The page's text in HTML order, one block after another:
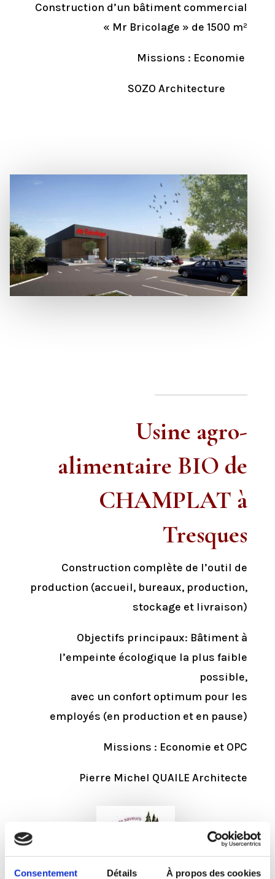
Consentement Détails À propos des cookies
Construction d’un bâtiment commercial
« Mr Bricolage » de 1500 m²
Missions : Economie
SOZO Architecture
Usine agro-
alimentaire BIO de
CHAMPLAT à
Tresques
Construction complète de l’outil de
production (accueil, bureaux, production,
stockage et livraison)
Objectifs principaux: Bâtiment à
l’empeinte écologique la plus faible
possible,
avec un confort optimum pour les
employés (en production et en pause)
Missions : Economie et OPC
Pierre Michel QUAILE Architecte